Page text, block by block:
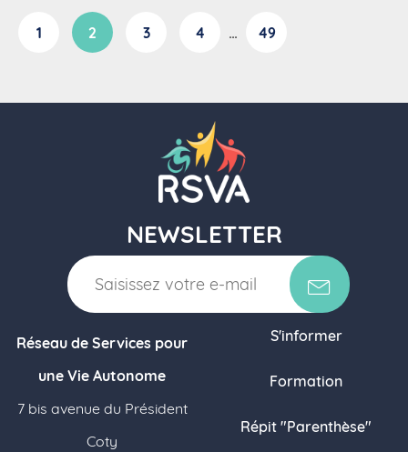
1 2 3 4 … 49
NEWSLETTER
Réseau de Services pour
une Vie Autonome
7 bis avenue du Président
Coty
S'informer
Formation
Répit "Parenthèse"